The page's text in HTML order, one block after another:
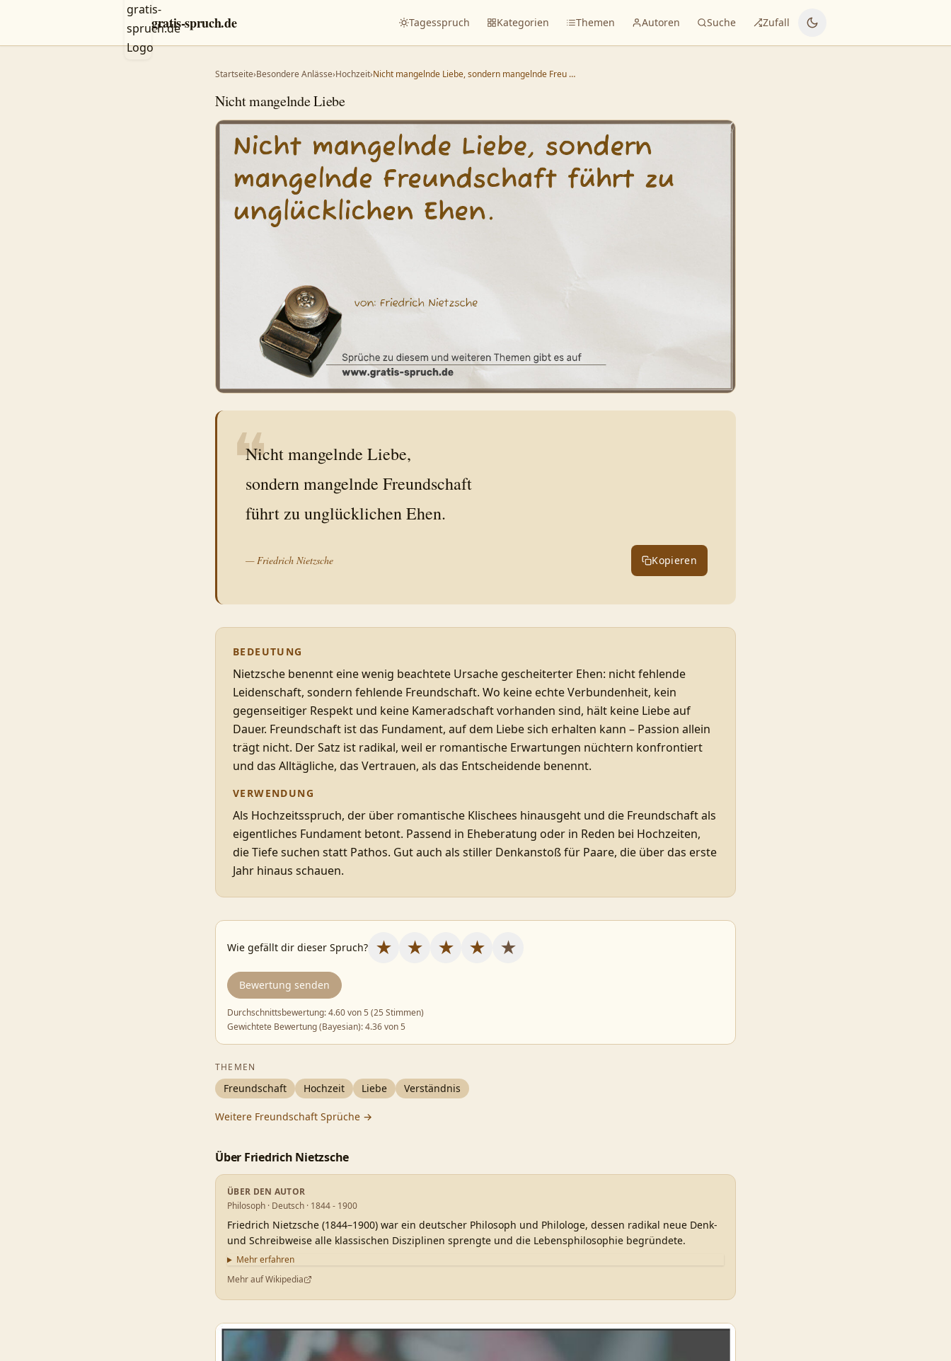
gratis-spruch.de Tagesspruch Kategorien Themen Autoren Suche Zufall
Startseite›Besondere Anlässe›Hochzeit›Nicht mangelnde Liebe, sondern mangelnde Freu …
Nicht mangelnde Liebe
❝
Nicht mangelnde Liebe,
sondern mangelnde Freundschaft
führt zu unglücklichen Ehen.
—Friedrich Nietzsche Kopieren
BEDEUTUNG
Nietzsche benennt eine wenig beachtete Ursache gescheiterter Ehen: nicht fehlende
Leidenschaft, sondern fehlende Freundschaft. Wo keine echte Verbundenheit, kein
gegenseitiger Respekt und keine Kameradschaft vorhanden sind, hält keine Liebe auf
Dauer. Freundschaft ist das Fundament, auf dem Liebe sich erhalten kann – Passion allein
trägt nicht. Der Satz ist radikal, weil er romantische Erwartungen nüchtern konfrontiert
und das Alltägliche, das Vertrauen, als das Entscheidende benennt.
VERWENDUNG
Als Hochzeitsspruch, der über romantische Klischees hinausgeht und die Freundschaft als
eigentliches Fundament betont. Passend in Eheberatung oder in Reden bei Hochzeiten,
die Tiefe suchen statt Pathos. Gut auch als stiller Denkanstoß für Paare, die über das erste
Jahr hinaus schauen.
Wie gefällt dir dieser Spruch? ★ ★ ★ ★ ★
Bewertung senden
Durchschnittsbewertung:4.60von 5 (25 Stimmen)
Gewichtete Bewertung (Bayesian):4.36von 5
THEMEN
Freundschaft Hochzeit Liebe Verständnis
Weitere Freundschaft Sprüche →
Über Friedrich Nietzsche
ÜBER DEN AUTOR
Philosoph · Deutsch · 1844 - 1900
Friedrich Nietzsche (1844–1900) war ein deutscher Philosoph und Philologe, dessen radikal neue Denk-
und Schreibweise alle klassischen Disziplinen sprengte und die Lebensphilosophie begründete.
Mehr erfahren
Mehr auf Wikipedia